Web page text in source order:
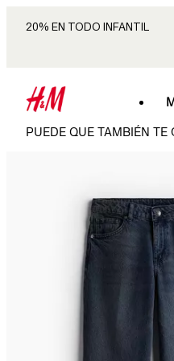
20% EN TODO INFANTIL
PUEDE QUE TAMBIÉN TE